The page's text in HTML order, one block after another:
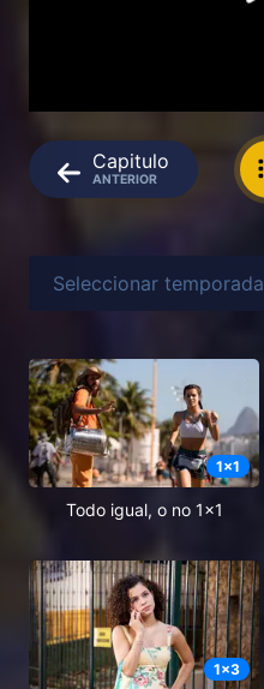
Capitulo
ANTERIOR
Seleccionar temporada
1x1
Todo igual, o no 1x1
1x3